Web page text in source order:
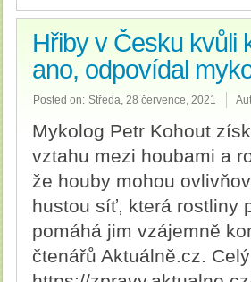
Hřiby v Česku kvůli
ano, odpovídal
Posted on: Středa, 28 července, 2021
Mykolog Petr Kohout
vztahu mezi houbami a
že houby mohou
hustou síť, která rostliny
pomáhá jim vzájemně
čtenářů Aktuálně.cz.